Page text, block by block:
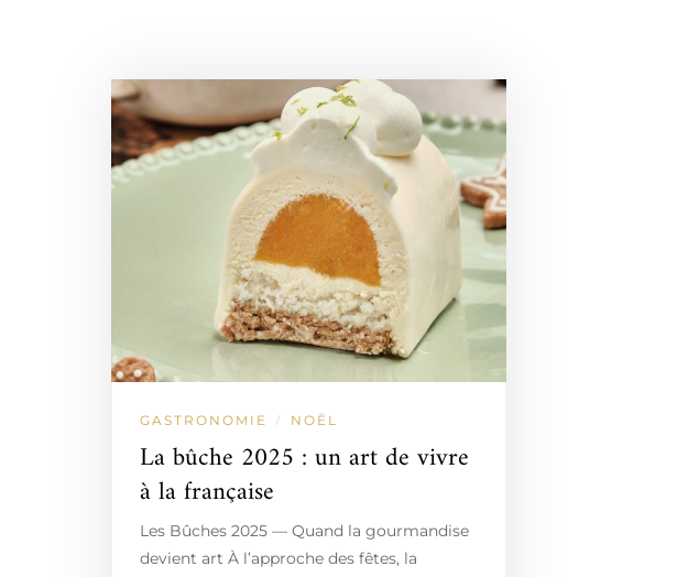
GASTRONOMIE / NOËL
La bûche 2025 : un art de vivre
à la française
Les Bûches 2025 — Quand la gourmandise
devient art À l’approche des fêtes, la